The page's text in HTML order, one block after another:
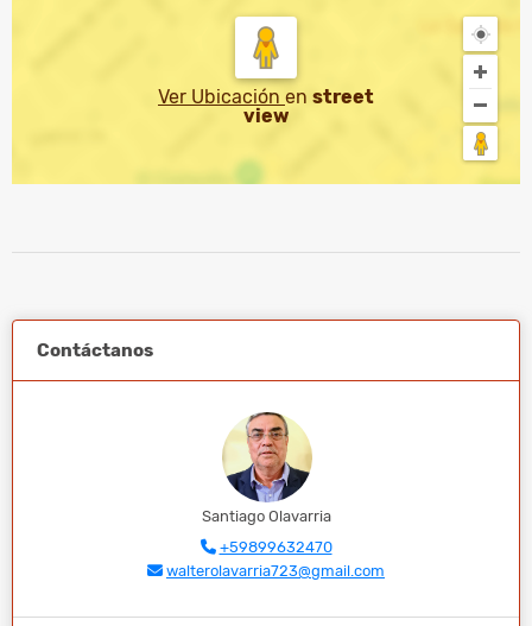
Ver Ubicación en street
view
Contáctanos
Santiago Olavarria
+59899632470
walterolavarria723@gmail.com